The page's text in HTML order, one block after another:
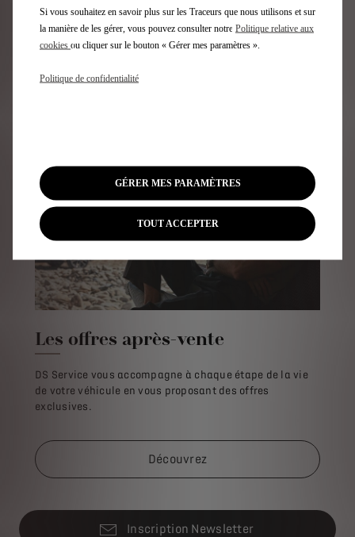
DS Service vous offre la tranquillité d'un entretien
d'excellence
En savoir plus
Les offres après-vente
DS Service vous accompagne à chaque étape de la vie
de votre véhicule en vous proposant des offres
exclusives.
Découvrez
Inscription Newsletter
Si vous souhaitez en savoir plus sur les Traceurs que nous utilisons et sur
la manière de les gérer, vous pouvez consulter notre Politique relative aux
cookies ou cliquer sur le bouton « Gérer mes paramètres ».
Politique de confidentialité
GÉRER MES PARAMÈTRES
TOUT ACCEPTER